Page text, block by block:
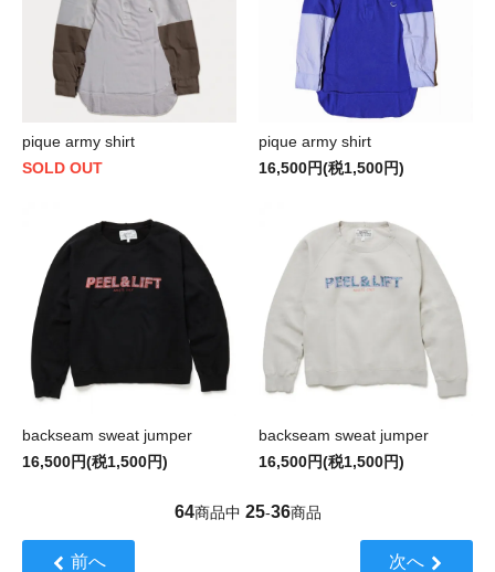
pique army shirt
SOLD OUT
pique army shirt
16,500円(税1,500円)
backseam sweat jumper
16,500円(税1,500円)
backseam sweat jumper
16,500円(税1,500円)
64商品中 25-36商品
前へ 次へ